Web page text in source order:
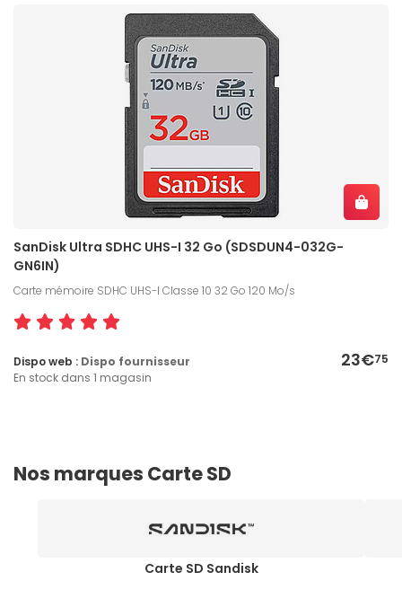
SanDisk Ultra SDHC UHS-I 32 Go (SDSDUN4-032G-
GN6IN)
Carte mémoire SDHC UHS-I Classe 10 32 Go 120 Mo/s
23€75
Dispo web : Dispo fournisseur
En stock dans 1 magasin
Nos marques Carte SD
Carte SD Sandisk